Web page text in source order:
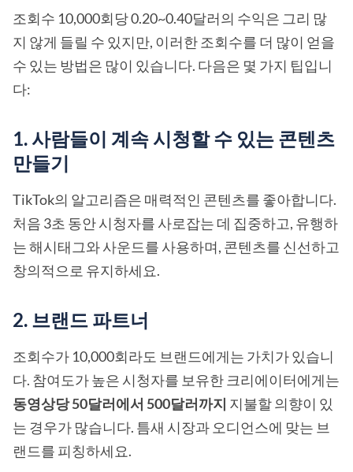
조회수 10,000회당 0.20~0.40달러의 수익은 그리 많
지 않게 들릴 수 있지만, 이러한 조회수를 더 많이 얻을
수 있는 방법은 많이 있습니다. 다음은 몇 가지 팁입니
다:
1. 사람들이 계속 시청할 수 있는 콘텐츠
만들기
TikTok의 알고리즘은 매력적인 콘텐츠를 좋아합니다.
처음 3초 동안 시청자를 사로잡는 데 집중하고, 유행하
는 해시태그와 사운드를 사용하며, 콘텐츠를 신선하고
창의적으로 유지하세요.
2. 브랜드 파트너
조회수가 10,000회라도 브랜드에게는 가치가 있습니
다. 참여도가 높은 시청자를 보유한 크리에이터에게는
동영상당 50달러에서 500달러까지 지불할 의향이 있
는 경우가 많습니다. 틈새 시장과 오디언스에 맞는 브
랜드를 피칭하세요.